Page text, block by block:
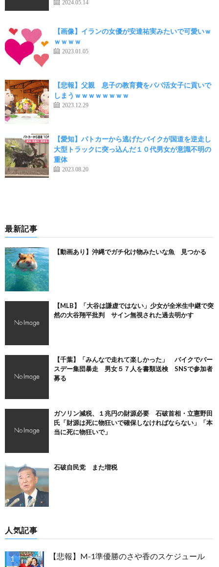
2024.05.14
【画像】イランの女優が安達祐実みたいで可愛いｗ
ｗｗｗｗ
2023.01.05
【悲報】父親 息子の教育費をパパ活女子に貢いで
しまうｗｗｗｗｗｗｗｗ
2023.12.29
【愛知】パトカーから逃げたバイクが国道を逆走し
大型トラックに突っ込んだ１０代男女が意識不明の
重体
2023.08.20
最新記事
【動画あり】沖縄でガチ化け物みたいな魚 見つかる
【MLB】「大谷は謙虚ではない」少女が全米生中継で突
然の大谷翔平批判 サイン無視された過去明かす
【千葉】「みんなで走れて楽しかった」 バイクでバー
スデー集団暴走 男女５７人を書類送検 SNSで参加者
募る
ガソリン減税、１兆円の財源必要 石破首相・立憲野田
氏「財源は死に物狂いで確保しなければならない」「本
当に死に物狂いで」
石破自民党 また増税
人気記事
【悲報】M-1準優勝のさや香のスケジュール